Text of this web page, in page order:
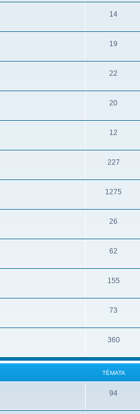
14
19
22
20
12
227
1275
26
62
155
73
360
TÉMATA
94